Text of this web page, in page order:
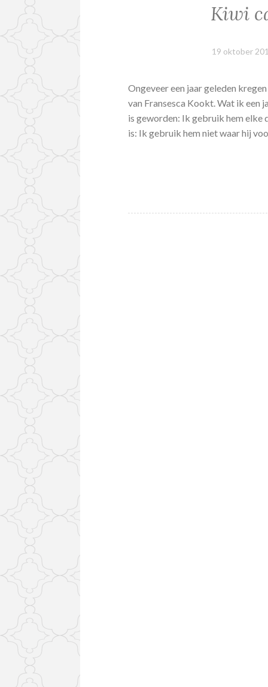
Kiwi
19 oktober
Ongeveer een jaar geleden
van Fransesca Kookt. Wat ik een
is geworden: Ik gebruik hem elke
is: Ik gebruik hem niet waar hij